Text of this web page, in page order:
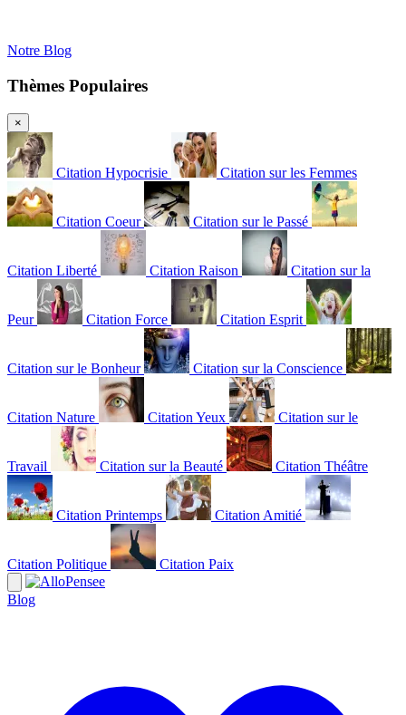
Notre Blog
Thèmes Populaires
×
Citation Hypocrisie Citation sur les Femmes
Citation Coeur Citation sur le Passé
Citation Liberté Citation Raison Citation sur la
Peur Citation Force Citation Esprit
Citation sur le Bonheur Citation sur la Conscience
Citation Nature Citation Yeux Citation sur le
Travail Citation sur la Beauté Citation Théâtre
Citation Printemps Citation Amitié
Citation Politique Citation Paix
Blog